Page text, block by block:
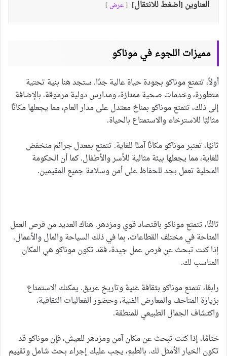
العناوين [اضغط للانتقال] عرض
مميزات اللجوء في موناكو
أولاً، تتمتع موناكو بجودة حياة عالية جدًا. ستجد هنا بنية تحتية
متطورة، وخدمات صحية ممتازة، ومدارس دولية مرموقة. بالإضافة
إلى ذلك، تتمتع موناكو بمناخ معتدل على مدار العام، مما يجعلها مكانًا
مثاليًا للاسترخاء والاستمتاع بالحياة.
ثانيًا، تعتبر موناكو مكانًا آمنًا للغاية. تتمتع بمعدل جرائم منخفض
للغاية، مما يجعلها بيئة مثالية للأسر والأطفال. كما أن الحكومة
المحلية تعمل بجد للحفاظ على أمن وسلامة جميع المقيمين.
ثالثًا، تتمتع موناكو باقتصاد قوي ومزدهر. هناك العديد من فرص العمل
المتاحة في مختلف القطاعات، بما في ذلك السياحة والمال والأعمال.
إذا كنت تبحث عن فرص عمل جيدة، فقد تكون موناكو هي المكان
المناسب لك.
رابعًا، تتمتع موناكو بثقافة غنية وتاريخ عريق. يمكنك الاستمتاع
بزيارة المتاحف والمعارض الفنية، وحضور الفعاليات الثقافية،
واكتشاف الجمال الطبيعي للمنطقة.
ختامًا، إذا كنت تبحث عن مكان آمن ومزدهر للعيش، فإن موناكو قد
تكون الخيار الأمثل لك. بالطبع، يجب عليك إجراء بحث شامل وتقييم